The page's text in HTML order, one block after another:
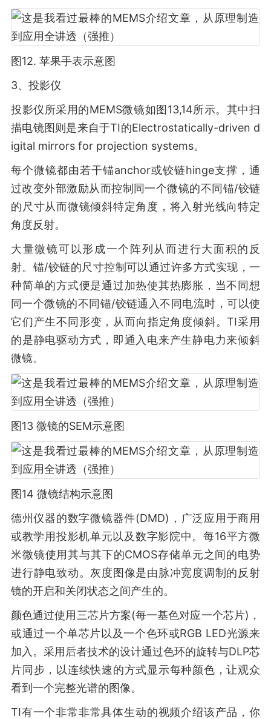
图12. 苹果手表示意图
3、投影仪
投影仪所采用的MEMS微镜如图13,14所示。其中扫
描电镜图则是来自于TI的Electrostatically-driven d
igital mirrors for projection systems。
每个微镜都由若干锚anchor或铰链hinge支撑，通
过改变外部激励从而控制同一个微镜的不同锚/铰链
的尺寸从而微镜倾斜特定角度，将入射光线向特定
角度反射。
大量微镜可以形成一个阵列从而进行大面积的反
射。锚/铰链的尺寸控制可以通过许多方式实现，一
种简单的方式便是通过加热使其热膨胀，当不同想
同一个微镜的不同锚/铰链通入不同电流时，可以使
它们产生不同形变，从而向指定角度倾斜。TI采用
的是静电驱动方式，即通入电来产生静电力来倾斜
微镜。
图13 微镜的SEM示意图
图14 微镜结构示意图
德州仪器的数字微镜器件(DMD)，广泛应用于商用
或教学用投影机单元以及数字影院中。每16平方微
米微镜使用其与其下的CMOS存储单元之间的电势
进行静电致动。灰度图像是由脉冲宽度调制的反射
镜的开启和关闭状态之间产生的。
颜色通过使用三芯片方案(每一基色对应一个芯片)，
或通过一个单芯片以及一个色环或RGB LED光源来
加入。采用后者技术的设计通过色环的旋转与DLP芯
片同步，以连续快速的方式显示每种颜色，让观众
看到一个完整光谱的图像。
TI有一个非常非常具体生动的视频介绍该产品，你